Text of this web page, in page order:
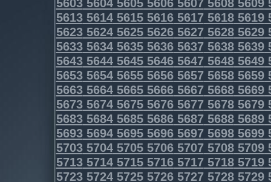
5613561456155616561756185619
5623562456255626562756285629
5633563456355636563756385639
5643564456455646564756485649
5653565456555656565756585659
5663566456655666566756685669
5673567456755676567756785679
5683568456855686568756885689
5693569456955696569756985699
5703570457055706570757085709
5713571457155716571757185719
5723572457255726572757285729